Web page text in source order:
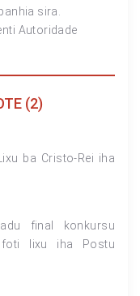
sira.
Autoridade
(2)
ba Cristo-Rei iha
final konkursu
foti lixu iha Postu